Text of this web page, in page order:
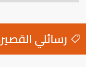
رسائلي